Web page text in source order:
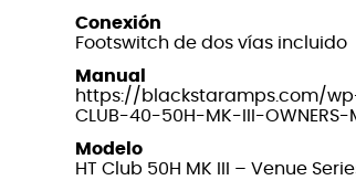
Conexión
Footswitch de dos vías incluido
Manual
https://blackstaramps.com/
CLUB-40-50H-MK-III-OWNERS-
Modelo
HT Club 50H MK III – Venue